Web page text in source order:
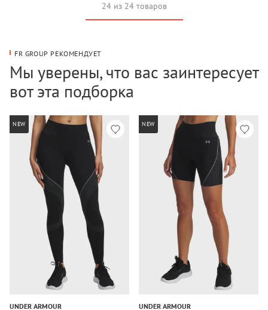
24 из 24 товаров
FR GROUP РЕКОМЕНДУЕТ
Мы уверены, что вас заинтересует
вот эта подборка
NEW
UNDER ARMOUR
NEW
UNDER ARMOUR